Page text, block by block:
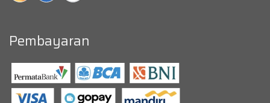
Pembayaran